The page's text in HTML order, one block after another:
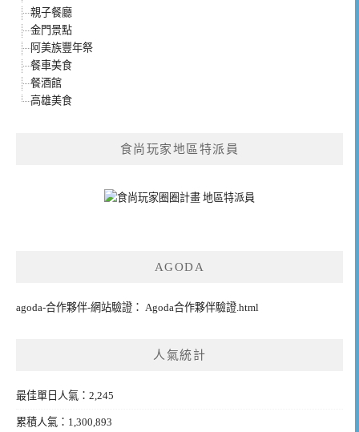
親子餐廳
金門景點
阿美族豐年祭
餐車美食
餐酒館
高雄美食
食尚玩家地區特派員
AGODA
agoda-合作夥伴-網站驗證： Agoda合作夥伴驗證.html
人氣統計
最佳單日人氣：2,245
累積人氣：1,300,893